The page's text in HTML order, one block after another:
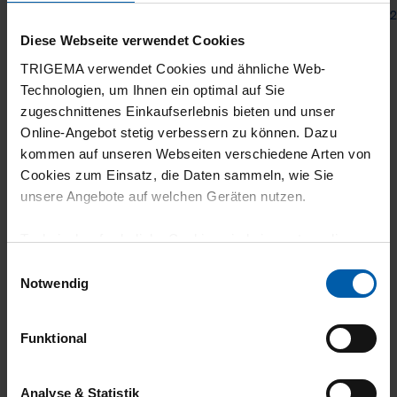
Diese Webseite verwendet Cookies
TRIGEMA verwendet Cookies und ähnliche Web-
Technologien, um Ihnen ein optimal auf Sie
zugeschnittenes Einkaufserlebnis bieten und unser
Online-Angebot stetig verbessern zu können. Dazu
kommen auf unseren Webseiten verschiedene Arten von
Cookies zum Einsatz, die Daten sammeln, wie Sie
unsere Angebote auf welchen Geräten nutzen.
Technisch erforderliche Cookies sind eine notwendige
grundlegende Funktionen wie etwa zur Auswahl und
gewährleisten.
Für die Darstellung personalisierter Angebote, Anzeigen
Notwendig
Funktional
Analyse & Statistik
from
shipping